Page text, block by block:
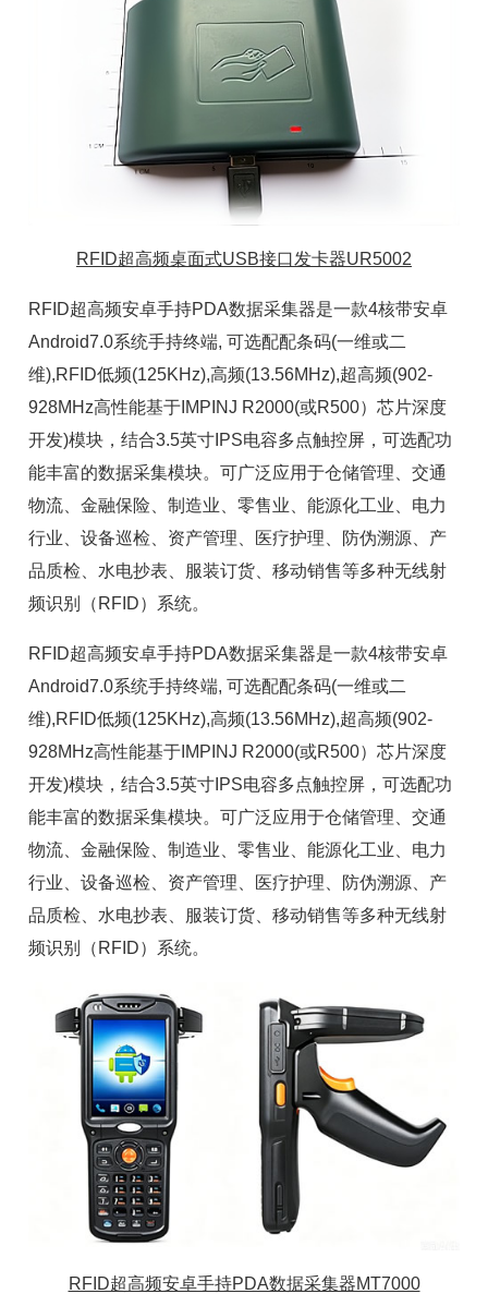
RFID超高频桌面式USB接口发卡器UR5002
RFID超高频安卓手持PDA数据采集器是一款4核带安卓
Android7.0系统手持终端, 可选配配条码(一维或二
维),RFID低频(125KHz),高频(13.56MHz),超高频(902-
928MHz高性能基于IMPINJ R2000(或R500）芯片深度
开发)模块，结合3.5英寸IPS电容多点触控屏，可选配功
能丰富的数据采集模块。可广泛应用于仓储管理、交通
物流、金融保险、制造业、零售业、能源化工业、电力
行业、设备巡检、资产管理、医疗护理、防伪溯源、产
品质检、水电抄表、服装订货、移动销售等多种无线射
频识别（RFID）系统。
RFID超高频安卓手持PDA数据采集器是一款4核带安卓
Android7.0系统手持终端, 可选配配条码(一维或二
维),RFID低频(125KHz),高频(13.56MHz),超高频(902-
928MHz高性能基于IMPINJ R2000(或R500）芯片深度
开发)模块，结合3.5英寸IPS电容多点触控屏，可选配功
能丰富的数据采集模块。可广泛应用于仓储管理、交通
物流、金融保险、制造业、零售业、能源化工业、电力
行业、设备巡检、资产管理、医疗护理、防伪溯源、产
品质检、水电抄表、服装订货、移动销售等多种无线射
频识别（RFID）系统。
RFID超高频安卓手持PDA数据采集器MT7000